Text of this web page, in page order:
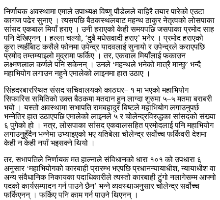
निर्णायक अवस्थामा एमाले उपाध्यक्ष विष्णु पौडेलले बाहिरै तयार पारेको एउटा
कागज पढेर सुनाए । त्यसपछि बैठकस्थलबाट महन्थ ठाकुर नेतृत्वको लोसपाका
सांसद एकबाल मियाँ हराए । उनी हराएको केही समयपछि जसपाका प्रमोद साह
पनि देखिएनन् । हल्ला चल्यो, ‘दुबै मधेसवादी हराए’ भनेर । प्रमोद हराएको
कुरा त्यहीँबाट कसैले फोनमा उपेन्द्र यादवलाई सुनायो र उपेन्द्रले कराएपछि
प्रमोद तम्तम्याइलो मुद्रामा फर्किए । तर, एकवाल मियाँलाई फकाउन
लक्ष्मणलाल कर्णले पनि सकेनन् । उनले ‘महन्थले भनेको मात्रै मान्छु’ भन्दै
महाभियोग लगाउन नहुने एमालेको लाइनमा हात उठाए ।
सिंहदरबारस्थित संसद सचिवालयको काठघर– १ मा भएको महाभियोग
सिफारिस समितिको उक्त बैठकमा मतदान हुन लाग्दा शुरुमा ५–५ मतमा बराबरी
भयो । यस्तो अवस्थामा सभापति रामबहादुर बिष्टले महाभियोग लगाउनुपर्छ
भन्नेतिर हात उठाएपछि एमालेको लाइनले ५ र चोलेन्द्रविरुद्धका सांसदको संख्या
६ पुगेको हो । नत्र, लोसपाका सांसद एकवालसहित प्रमोदलाई पनि महाभियोग
लगाउनुहुँदैन भन्नेमा उभ्याइएको भए यतिबेला चोलेन्द्र सर्वोच्च फर्किवरी देशमा
केही न केही नयाँ भइसक्ने थियो ।
तर, सभापतिले निर्णायक मत हाल्नाले संविधानको धारा १०१ को उपधारा ६
अनुसार ‘महाभियोगको कारबाही प्रारम्भ भएपछि प्रधानन्यायाधीश, न्यायाधीश वा
अन्य संवैधानिक निकायका पदाधिकारीले त्यस्तो कारबाही टुंगो नलागेसम्म आफ्नो
पदको कार्यसम्पादन गर्न पाउने छैन’ भन्ने व्यवस्थाअनुसार चोलेन्द्र सर्वोच्च
फर्किएनन् । फर्किए पनि काम गर्न पाउने थिएनन् ।